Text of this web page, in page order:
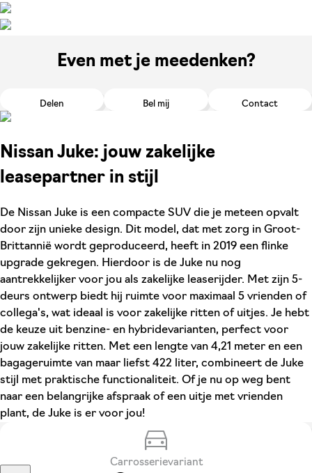
Even met je meedenken?
Delen Bel mij Contact
Nissan Juke: jouw zakelijke
leasepartner in stijl
De Nissan Juke is een compacte SUV die je meteen opvalt
door zijn unieke design. Dit model, dat met zorg in Groot-
Brittannië wordt geproduceerd, heeft in 2019 een flinke
upgrade gekregen. Hierdoor is de Juke nu nog
aantrekkelijker voor jou als zakelijke leaserijder. Met zijn 5-
deurs ontwerp biedt hij ruimte voor maximaal 5 vrienden of
collega's, wat ideaal is voor zakelijke ritten of uitjes. Je hebt
de keuze uit benzine- en hybridevarianten, perfect voor
jouw zakelijke ritten. Met een lengte van 4,21 meter en een
bagageruimte van maar liefst 422 liter, combineert de Juke
stijl met praktische functionaliteit. Of je nu op weg bent
naar een belangrijke afspraak of een uitje met vrienden
plant, de Juke is er voor jou!
Carrosserievariant